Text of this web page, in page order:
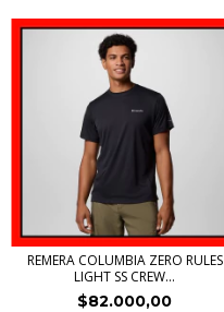
REMERA COLUMBIA ZERO RULES
LIGHT SS CREW...
$82.000,00